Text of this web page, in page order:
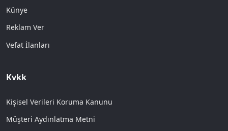
Künye
Reklam Ver
Vefat İlanları
Kvkk
Kişisel Verileri Koruma Kanunu
Müşteri Aydınlatma Metni